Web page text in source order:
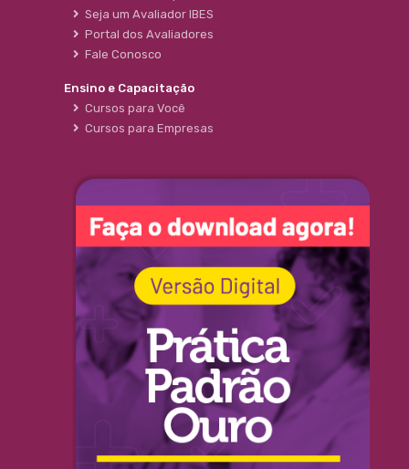
Seja um Avaliador IBES
Portal dos Avaliadores
Fale Conosco
Ensino e Capacitação
Cursos para Você
Cursos para Empresas